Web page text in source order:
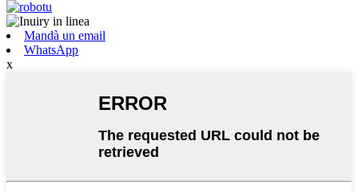
Mandà un email
WhatsApp
x